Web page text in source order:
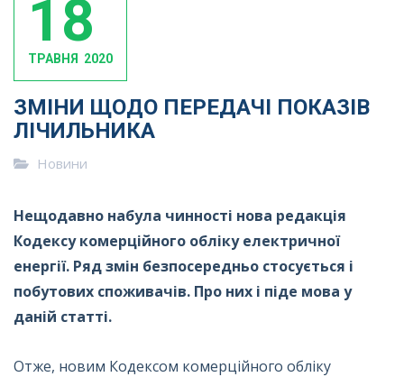
18
ТРАВНЯ 2020
ЗМІНИ ЩОДО ПЕРЕДАЧІ ПОКАЗІВ
ЛІЧИЛЬНИКА
Новини
Нещодавно набула чинності нова редакція
Кодексу комерційного обліку електричної
енергії. Ряд змін безпосередньо стосується і
побутових споживачів. Про них і піде мова у
даній статті.
Отже, новим Кодексом комерційного обліку